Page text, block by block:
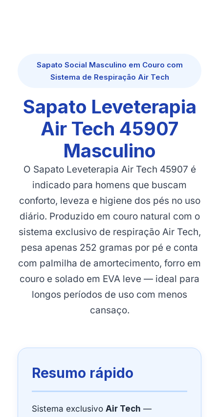
Sapato Social Masculino em Couro com
Sistema de Respiração Air Tech
Sapato Leveterapia
Air Tech 45907
Masculino
O Sapato Leveterapia Air Tech 45907 é
indicado para homens que buscam
conforto, leveza e higiene dos pés no uso
diário. Produzido em couro natural com o
sistema exclusivo de respiração Air Tech,
pesa apenas 252 gramas por pé e conta
com palmilha de amortecimento, forro em
couro e solado em EVA leve — ideal para
longos períodos de uso com menos
cansaço.
Resumo rápido
Sistema exclusivo Air Tech —